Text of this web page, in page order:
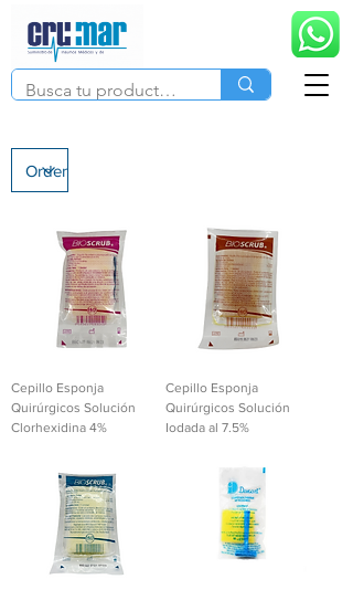
Cepillo Esponja
Quirúrgicos Solución
Clorhexidina 4%
Cepillo Esponja
Quirúrgicos Solución
Iodada al 7.5%